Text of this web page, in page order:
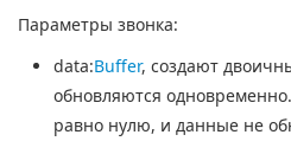
Параметры звонка:
data:Buffer, создают
обновляются
равно нулю, и данные не